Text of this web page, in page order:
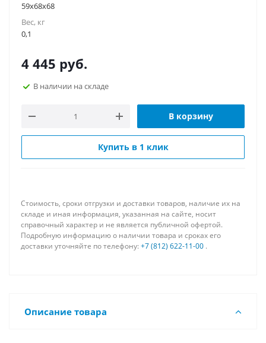
59х68х68
Вес, кг
0,1
4 445 руб.
В наличии на складе
В корзину
Купить в 1 клик
Стоимость, сроки отгрузки и доставки товаров, наличие их на
складе и иная информация, указанная на сайте, носит
справочный характер и не является публичной офертой.
Подробную информацию о наличии товара и сроках его
доставки уточняйте по телефону: +7 (812) 622-11-00 .
Описание товара